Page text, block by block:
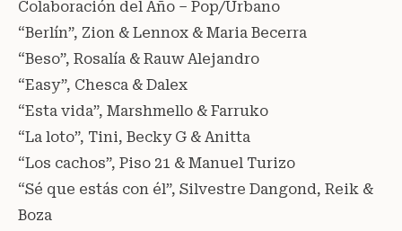
Colaboración del Año – Pop/Urbano
“Berlín”, Zion & Lennox & Maria Becerra
“Beso”, Rosalía & Rauw Alejandro
“Easy”, Chesca & Dalex
“Esta vida”, Marshmello & Farruko
“La loto”, Tini, Becky G & Anitta
“Los cachos”, Piso 21 & Manuel Turizo
“Sé que estás con él”, Silvestre Dangond, Reik &
Boza